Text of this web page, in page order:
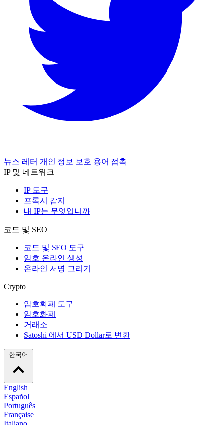
뉴스 레터 개인 정보 보호 용어 접촉
IP 및 네트워크
IP 도구
프록시 감지
내 IP는 무엇입니까
코드 및 SEO
코드 및 SEO 도구
암호 온라인 생성
온라인 서명 그리기
Crypto
암호화폐 도구
암호화폐
거래소
Satoshi 에서 USD Dollar로 변환
English
Español
Português
Française